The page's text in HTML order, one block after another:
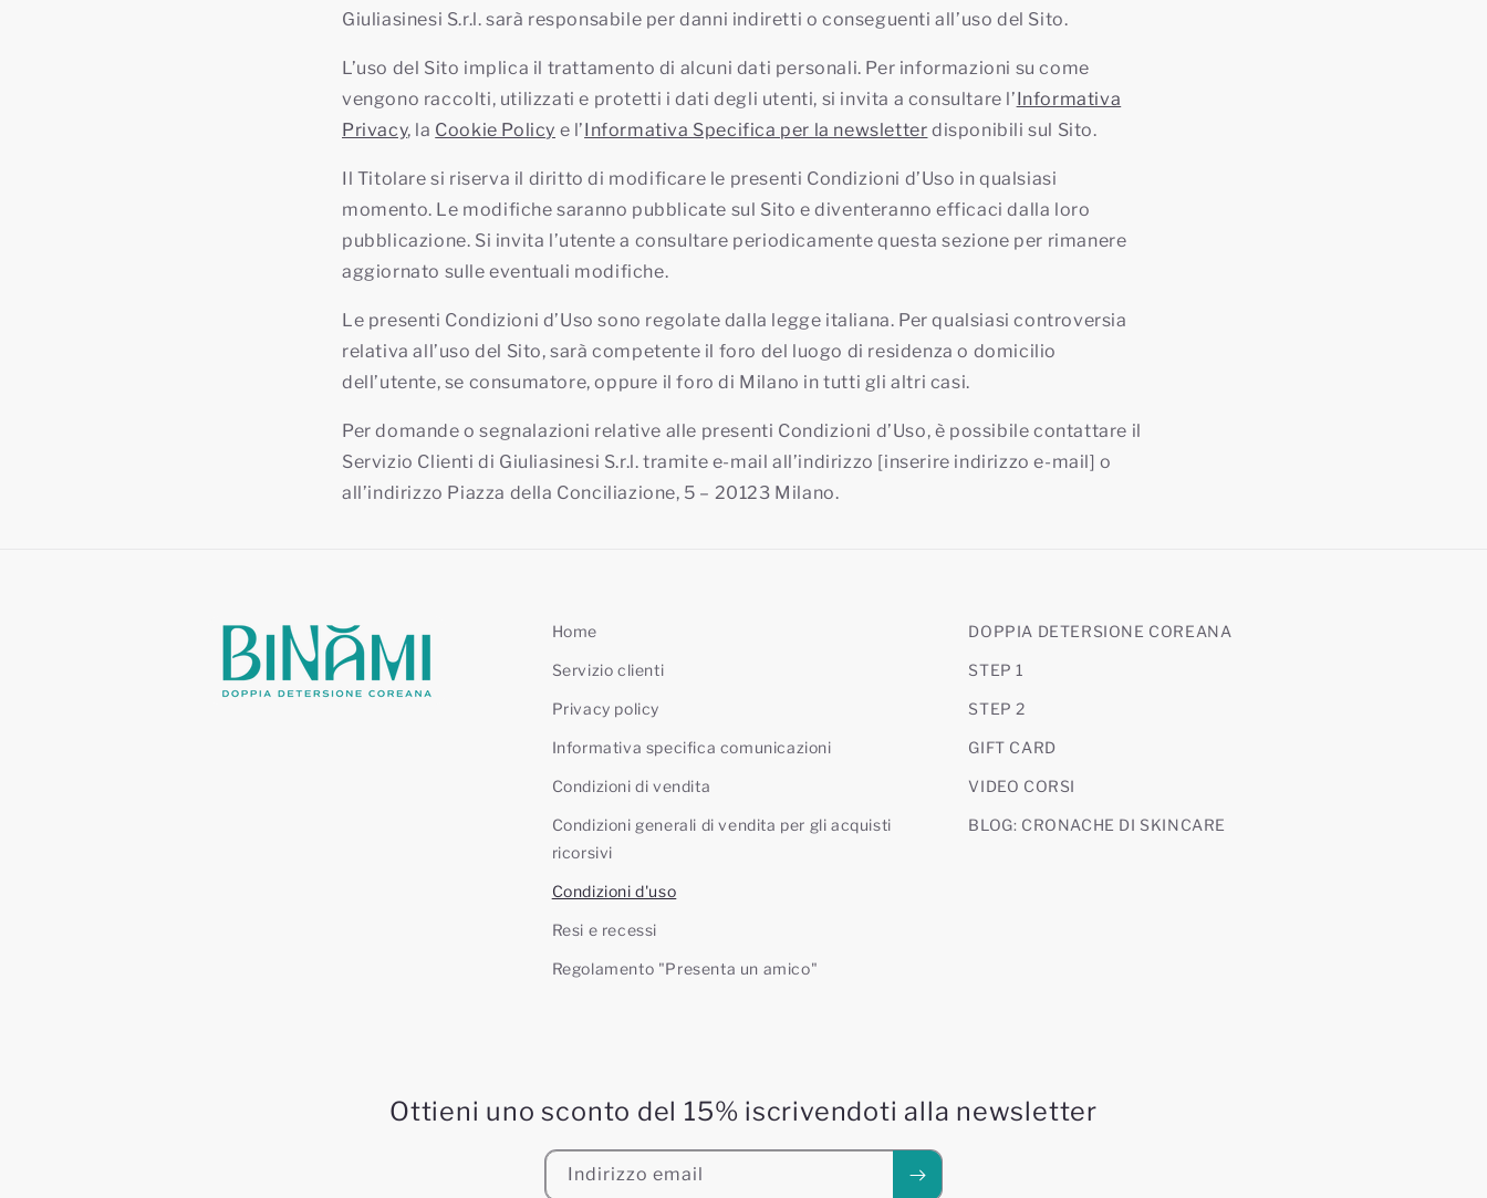
Giuliasinesi S.r.l. sarà responsabile per danni indiretti o conseguenti all’uso del Sito.
L’uso del Sito implica il trattamento di alcuni dati personali. Per informazioni su come
vengono raccolti, utilizzati e protetti i dati degli utenti, si invita a consultare l’Informativa
Privacy, la Cookie Policy e l’Informativa Specifica per la newsletter disponibili sul Sito.
Il Titolare si riserva il diritto di modificare le presenti Condizioni d’Uso in qualsiasi
momento. Le modifiche saranno pubblicate sul Sito e diventeranno efficaci dalla loro
pubblicazione. Si invita l’utente a consultare periodicamente questa sezione per rimanere
aggiornato sulle eventuali modifiche.
Le presenti Condizioni d’Uso sono regolate dalla legge italiana. Per qualsiasi controversia
relativa all’uso del Sito, sarà competente il foro del luogo di residenza o domicilio
dell’utente, se consumatore, oppure il foro di Milano in tutti gli altri casi.
Per domande o segnalazioni relative alle presenti Condizioni d’Uso, è possibile contattare il
Servizio Clienti di Giuliasinesi S.r.l. tramite e-mail all’indirizzo [inserire indirizzo e-mail] o
all’indirizzo Piazza della Conciliazione, 5 – 20123 Milano.
Home
Servizio clienti
Privacy policy
Informativa specifica comunicazioni
Condizioni di vendita
Condizioni generali di vendita per gli acquisti
ricorsivi
Condizioni d'uso
Resi e recessi
Regolamento "Presenta un amico"
DOPPIA DETERSIONE COREANA
STEP 1
STEP 2
GIFT CARD
VIDEO CORSI
BLOG: CRONACHE DI SKINCARE
Ottieni uno sconto del 15% iscrivendoti alla newsletter
Indirizzo email